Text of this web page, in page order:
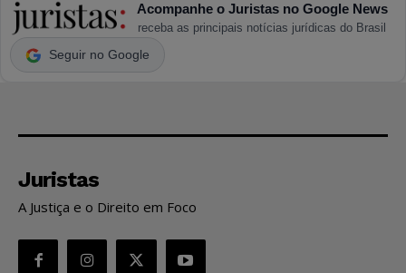
Acompanhe o Juristas no Google News
receba as principais notícias jurídicas do Brasil
Seguir no Google
Juristas
A Justiça e o Direito em Foco